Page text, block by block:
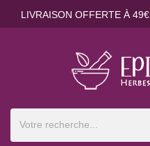
LIVRAISON OFFERTE À 49€